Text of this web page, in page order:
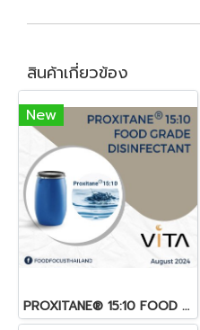
สินค้าเกี่ยวข้อง
New
PROXITANE® 15:10 FOOD GRADE DISINFECTANT